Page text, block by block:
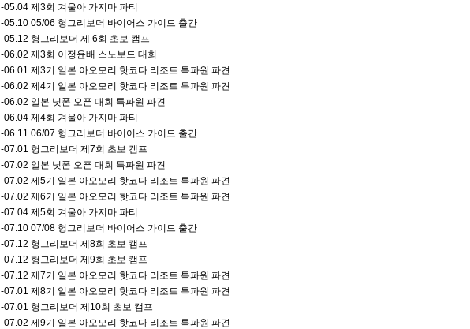
-05.04 제3회 겨울아 가지마 파티
-05.10 05/06 헝그리보더 바이어스 가이드 출간
-05.12 헝그리보더 제 6회 초보 캠프
-06.02 제3회 이정윤배 스노보드 대회
-06.01 제3기 일본 아오모리 핫코다 리조트 특파원 파견
-06.02 제4기 일본 아오모리 핫코다 리조트 특파원 파견
-06.02 일본 닛폰 오픈 대회 특파원 파견
-06.04 제4회 겨울아 가지마 파티
-06.11 06/07 헝그리보더 바이어스 가이드 출간
-07.01 헝그리보더 제7회 초보 캠프
-07.02 일본 닛폰 오픈 대회 특파원 파견
-07.02 제5기 일본 아오모리 핫코다 리조트 특파원 파견
-07.02 제6기 일본 아오모리 핫코다 리조트 특파원 파견
-07.04 제5회 겨울아 가지마 파티
-07.10 07/08 헝그리보더 바이어스 가이드 출간
-07.12 헝그리보더 제8회 초보 캠프
-07.12 헝그리보더 제9회 초보 캠프
-07.12 제7기 일본 아오모리 핫코다 리조트 특파원 파견
-07.01 제8기 일본 아오모리 핫코다 리조트 특파원 파견
-07.01 헝그리보더 제10회 초보 캠프
-07.02 제9기 일본 아오모리 핫코다 리조트 특파원 파견